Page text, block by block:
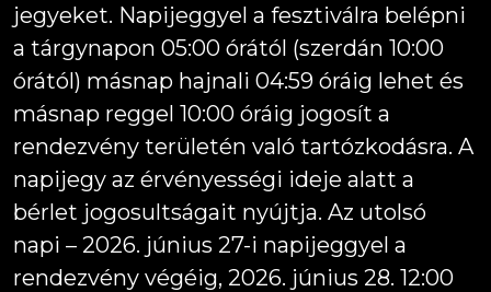
jegyeket. Napijeggyel a fesztiválra belépni
a tárgynapon 05:00 órától (szerdán 10:00
órától) másnap hajnali 04:59 óráig lehet és
másnap reggel 10:00 óráig jogosít a
rendezvény területén való tartózkodásra. A
napijegy az érvényességi ideje alatt a
bérlet jogosultságait nyújtja. Az utolsó
napi – 2026. június 27-i napijeggyel a
rendezvény végéig, 2026. június 28. 12:00